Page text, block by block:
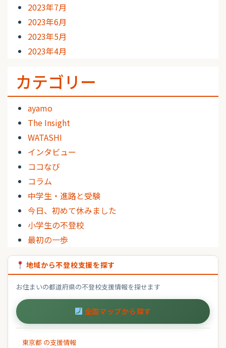
2023年7月
2023年6月
2023年5月
2023年4月
カテゴリー
ayamo
The Insight
WATASHI
インタビュー
ココなび
コラム
中学生・進路と受験
今日、初めて休みました
小学生の不登校
最初の一歩
地域から不登校支援を探す
お住まいの都道府県の不登校支援情報を探せます
全国マップから探す
東京都 の支援情報